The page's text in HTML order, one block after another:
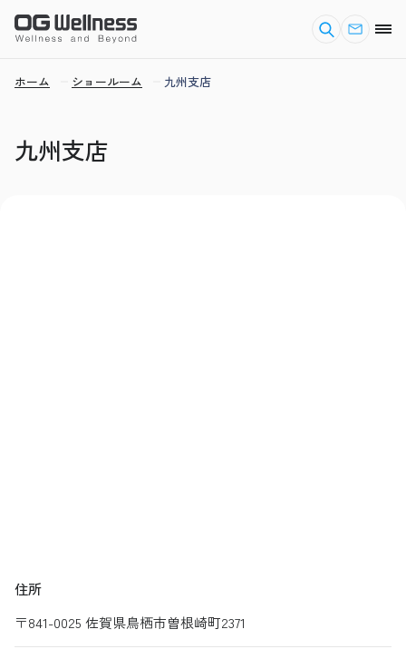
ホーム ショールーム 九州支店
九州支店
住所
〒841-0025 佐賀県鳥栖市曽根崎町2371